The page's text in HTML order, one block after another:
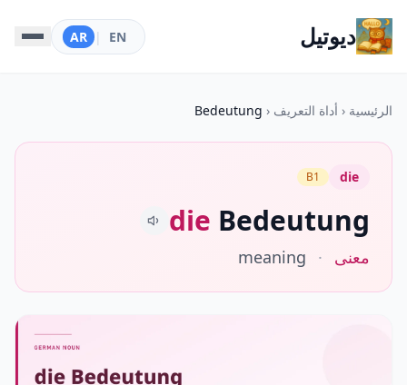
ديوتيل EN
|
AR
الرئيسية ‹ أداة التعريف ‹
Bedeutung
die
B1
die Bedeutung
معنى ·
meaning